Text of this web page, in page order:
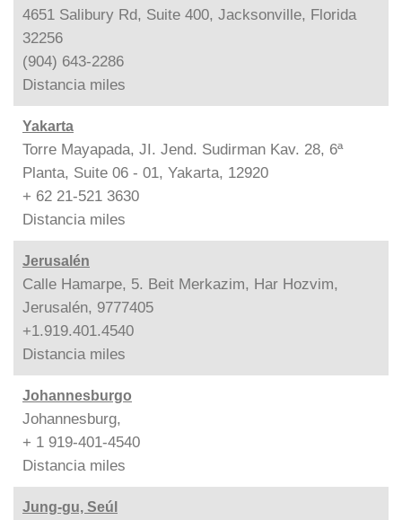
4651 Salibury Rd, Suite 400, Jacksonville, Florida
32256
(904) 643-2286
Distancia miles
Yakarta
Torre Mayapada, JI. Jend. Sudirman Kav. 28, 6ª
Planta, Suite 06 - 01, Yakarta, 12920
+ 62 21-521 3630
Distancia miles
Jerusalén
Calle Hamarpe, 5. Beit Merkazim, Har Hozvim,
Jerusalén, 9777405
+1.919.401.4540
Distancia miles
Johannesburgo
Johannesburg,
+ 1 919-401-4540
Distancia miles
Jung-gu, Seúl